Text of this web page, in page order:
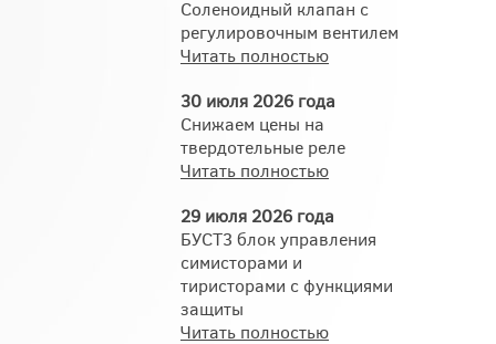
Соленоидный клапан с
регулировочным вентилем
Читать полностью
30 июля 2026 года
Снижаем цены на
твердотельные реле
Читать полностью
29 июля 2026 года
БУСТ3 блок управления
симисторами и
тиристорами с функциями
защиты
Читать полностью